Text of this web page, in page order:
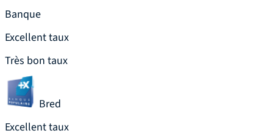
Banque
Excellent taux
Très bon taux
Bred
Excellent taux